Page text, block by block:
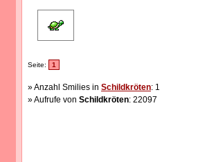
Seite: 1
» Anzahl Smilies in Schildkröten: 1
» Aufrufe von Schildkröten: 22097